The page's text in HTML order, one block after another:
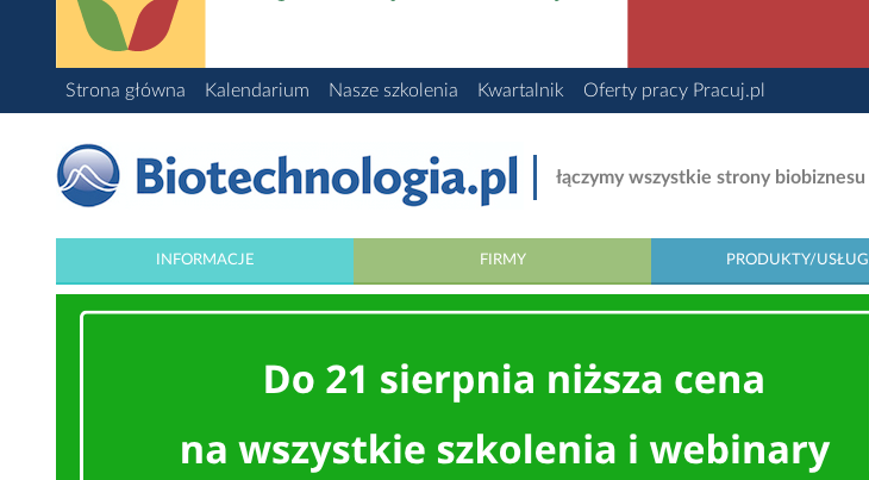
Strona główna Kalendarium Nasze szkolenia Kwartalnik Oferty pracy Pracuj.pl
łączymy wszystkie strony biobiznesu
INFORMACJE FIRMY PRODUKTY/USŁUGI